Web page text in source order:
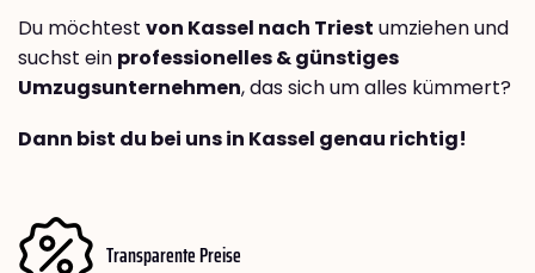
Du möchtest von Kassel nach Triest umziehen und
suchst ein professionelles & günstiges
Umzugsunternehmen, das sich um alles kümmert?
Dann bist du bei uns in Kassel genau richtig!
Transparente Preise